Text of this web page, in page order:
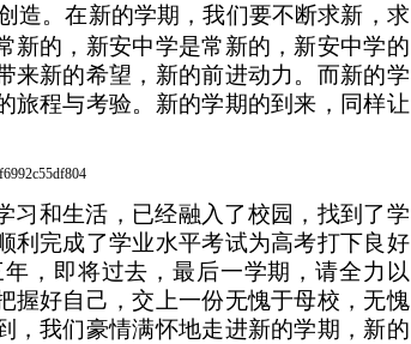
造。在新的学期，我们要不断求新，求
新的，新安中学是常新的，新安中学的
来新的希望，新的前进动力。而新的学
旅程与考验。新的学期的到来，同样让
习和生活，已经融入了校园，找到了学
利完成了学业水平考试为高考打下良好
，即将过去，最后一学期，请全力以
握好自己，交上一份无愧于母校，无愧
，我们豪情满怀地走进新的学期，新的